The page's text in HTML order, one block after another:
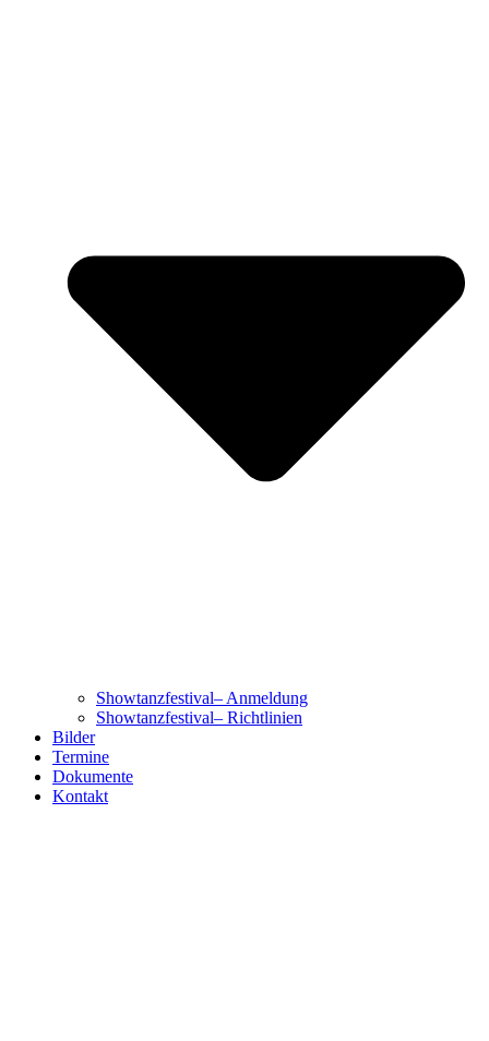
Showtanzfestival– Anmeldung
Showtanzfestival– Richtlinien
Bilder
Termine
Dokumente
Kontakt